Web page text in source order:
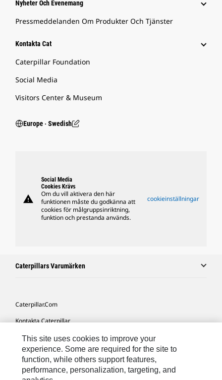
Nyheter Och Evenemang
Pressmeddelanden Om Produkter Och Tjänster
Kontakta Cat
Caterpillar Foundation
Social Media
Visitors Center & Museum
Europe ‧ Swedish
warning
Social Media
Cookies Krävs
Om du vill aktivera den här
funktionen måste du godkänna att
cookies för målgruppsinriktning,
funktion och prestanda används.
cookieinställningar
Caterpillars Varumärken
Caterpillar.com
Kontakta Caterpillar
Mina Marknadsföringspreferenser
Platskarta
Cookie Settings
This site uses cookies to improve your
experience. Some are required for the site to
function, while others support features,
performance, personalization, targeting, and